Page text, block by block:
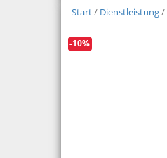
Start/ Dienstleistung/
-10%